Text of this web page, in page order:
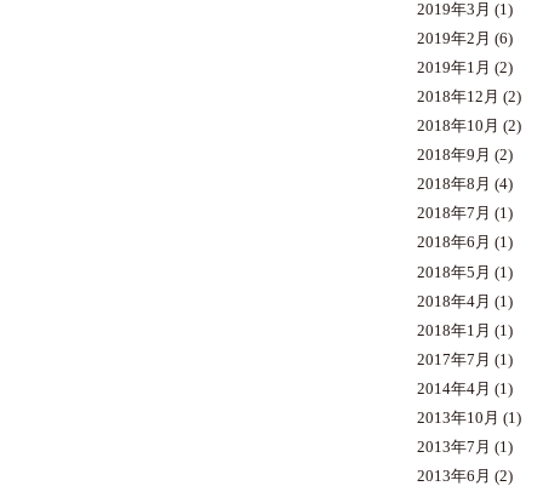
2019年3月 (1)
2019年2月 (6)
2019年1月 (2)
2018年12月 (2)
2018年10月 (2)
2018年9月 (2)
2018年8月 (4)
2018年7月 (1)
2018年6月 (1)
2018年5月 (1)
2018年4月 (1)
2018年1月 (1)
2017年7月 (1)
2014年4月 (1)
2013年10月 (1)
2013年7月 (1)
2013年6月 (2)